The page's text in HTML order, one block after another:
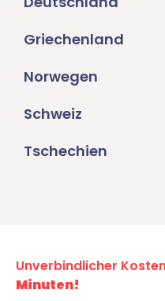
Griechenland
Norwegen
Schweiz
Tschechien
Unverbindlicher
Minuten!